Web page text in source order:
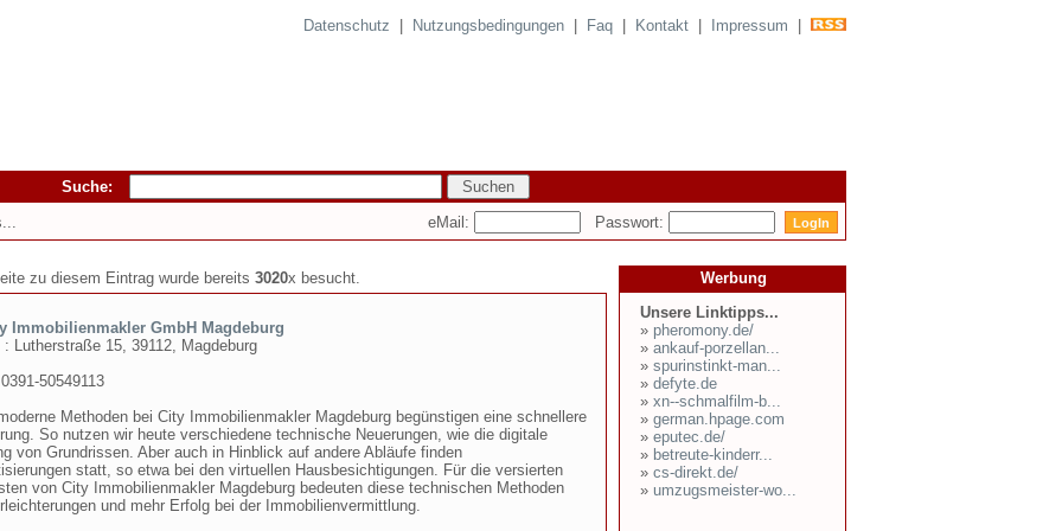
Datenschutz Nutzungsbedingungen Faq Kontakt Impressum
Suche:
eMail: Passwort:
zu diesem Eintrag wurde bereits 3020x besucht.
Immobilienmakler GmbH Magdeburg
Lutherstraße 15, 39112, Magdeburg
50549113
Methoden bei City Immobilienmakler Magdeburg begünstigen eine schnellere
So nutzen wir heute verschiedene technische Neuerungen, wie die digitale
von Grundrissen. Aber auch in Hinblick auf andere Abläufe finden
statt, so etwa bei den virtuellen Hausbesichtigungen. Für die versierten
von City Immobilienmakler Magdeburg bedeuten diese technischen Methoden
und mehr Erfolg bei der Immobilienvermittlung.
Werbung
Unsere Linktipps...
» pheromony.de/
» ankauf-porzellan...
» spurinstinkt-man...
» defyte.de
» xn--schmalfilm-b...
» german.hpage.com
» eputec.de/
» betreute-kinderr...
» cs-direkt.de/
» umzugsmeister-wo...